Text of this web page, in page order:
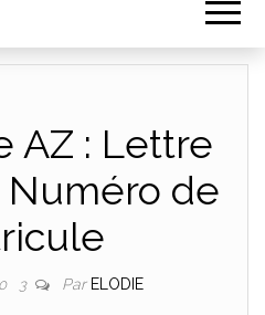
AZ : Lettre
de
3 Par ELODIE